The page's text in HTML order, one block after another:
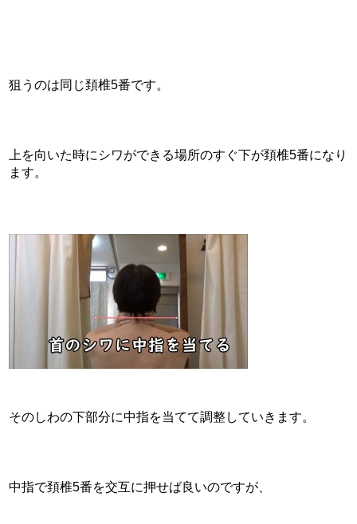
狙うのは同じ頚椎5番です。
上を向いた時にシワができる場所のすぐ下が頚椎5番になり
ます。
そのしわの下部分に中指を当てて調整していきます。
中指で頚椎5番を交互に押せば良いのですが、